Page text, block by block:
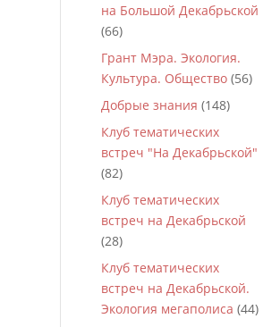
на Большой Декабрьской
(66)
Грант Мэра. Экология.
Культура. Общество (56)
Добрые знания (148)
Клуб тематических
встреч "На Декабрьской"
(82)
Клуб тематических
встреч на Декабрьской
(28)
Клуб тематических
встреч на Декабрьской.
Экология мегаполиса (44)